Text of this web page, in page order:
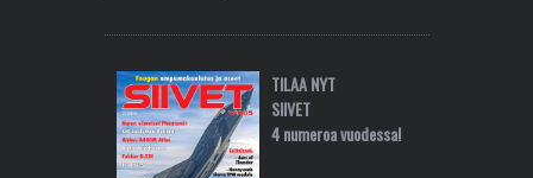
TILAA NYT
SIIVET
4 numeroa vuodessa!